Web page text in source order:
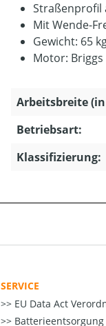
Straßenprofil
Mit Wende-
Gewicht: 65
Motor:
Arbeitsbreite
Betriebsart:
Klassifizierung:
SERVICE
EU Data Act
Batterieentsorgung